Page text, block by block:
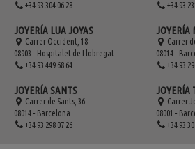
+34 93 304 06 28
JOYERÍA LUA JOYAS
Carrer Occident, 18
08903 - Hospitalet de Llobregat
+34 93 449 68 64
JOYERÍA SANTS
Carrer de Sants, 36
08014 - Barcelona
+34 93 298 07 26
+34 93
JOYERÍA
Carrer
08014 -
+34 93
JOYERÍA
Carrer
08001 -
+34 93